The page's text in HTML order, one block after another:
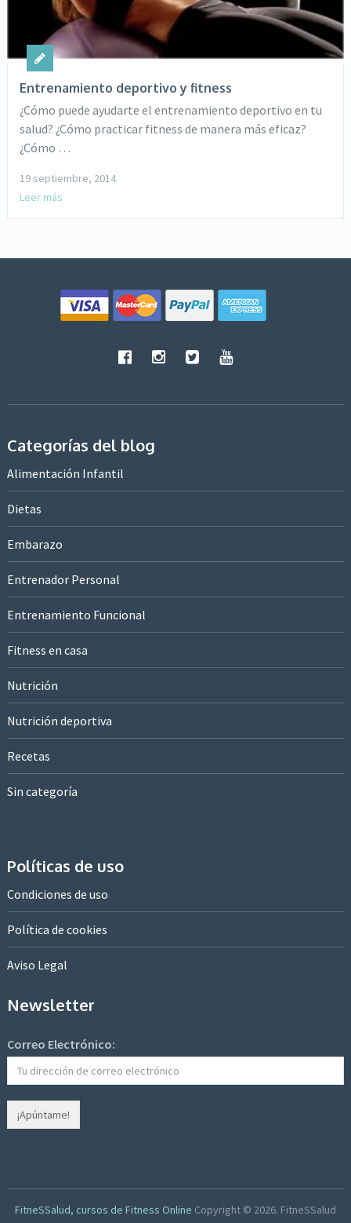
Entrenamiento deportivo y fitness
¿Cómo puede ayudarte el entrenamiento deportivo en tu
salud? ¿Cómo practicar fitness de manera más eficaz?
¿Cómo …
19 septiembre, 2014
Leer más
Categorías del blog
Alimentación Infantil
Dietas
Embarazo
Entrenador Personal
Entrenamiento Funcional
Fitness en casa
Nutrición
Nutrición deportiva
Recetas
Sin categoría
Políticas de uso
Condiciones de uso
Política de cookies
Aviso Legal
Newsletter
Correo Electrónico:
FitneSSalud, cursos de Fitness Online Copyright © 2026. FitneSSalud